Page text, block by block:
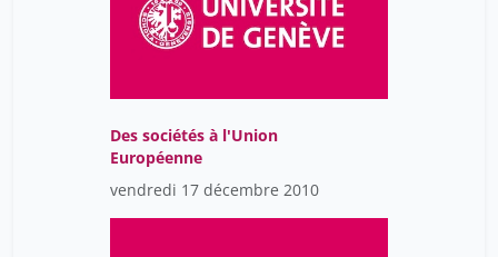
Des sociétés à l'Union
Européenne
vendredi 17 décembre 2010